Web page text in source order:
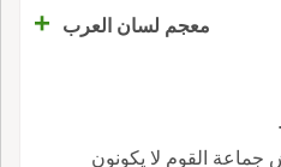
معجم لسان العرب +
جماعة القومِ لا يكونون